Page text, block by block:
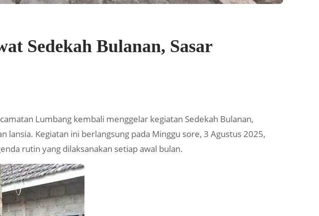
Sedekah Bulanan, Sasar
Lumbang kembali menggelar kegiatan Sedekah Bulanan,
Kegiatan ini berlangsung pada Minggu sore, 3 Agustus 2025,
rutin yang dilaksanakan setiap awal bulan.